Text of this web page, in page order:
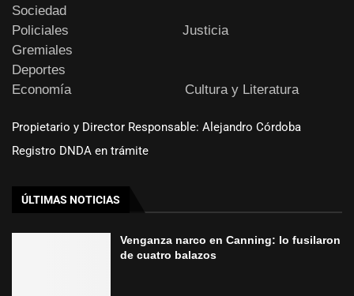
Sociedad
Policiales
Justicia
Gremiales
Deportes
Economía
Cultura y Literatura
Propietario y Director Responsable: Alejandro Córdoba
Registro DNDA en trámite
ÚLTIMAS NOTICIAS
Venganza narco en Canning: lo fusilaron
de cuatro balazos